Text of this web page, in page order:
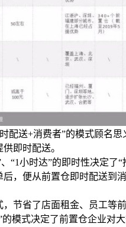
配送+消费者”的模式顾名
即时配送。
、“1小时达”的即时性决定
，便从前置仓即时配送到
节省了店面租金、员工等
模式决定了前置仓企业对